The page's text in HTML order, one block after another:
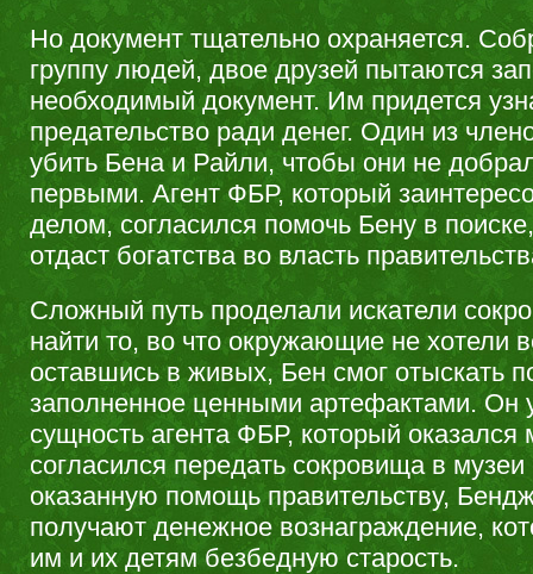
Но документ тщательно охраняется.
группу людей, двое друзей пытаются
необходимый документ. Им придется
предательство ради денег. Один из
убить Бена и Райли, чтобы они не
первыми. Агент ФБР, который
делом, согласился помочь Бену в
отдаст богатства во власть
Сложный путь проделали искатели
найти то, во что окружающие не хотели
оставшись в живых, Бен смог отыскать
заполненное ценными артефактами. Он
сущность агента ФБР, который оказался
согласился передать сокровища в
оказанную помощь правительству,
получают денежное вознаграждение,
им и их детям безбедную старость.